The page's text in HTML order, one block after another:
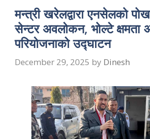
मन्त्री खरेलद्वारा एनसेलको
सेन्टर अवलोकन, भोल्टे क्षमता
परियोजनाको उद्घाटन
December 29, 2025 by Dinesh